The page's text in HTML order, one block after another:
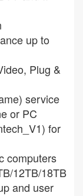
up to
Plug &
service
or PC
for
computers
12TB/18TB
and user